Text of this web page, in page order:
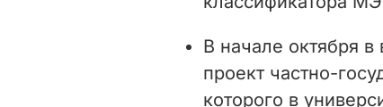
В начале октября в
проект частно-
которого в